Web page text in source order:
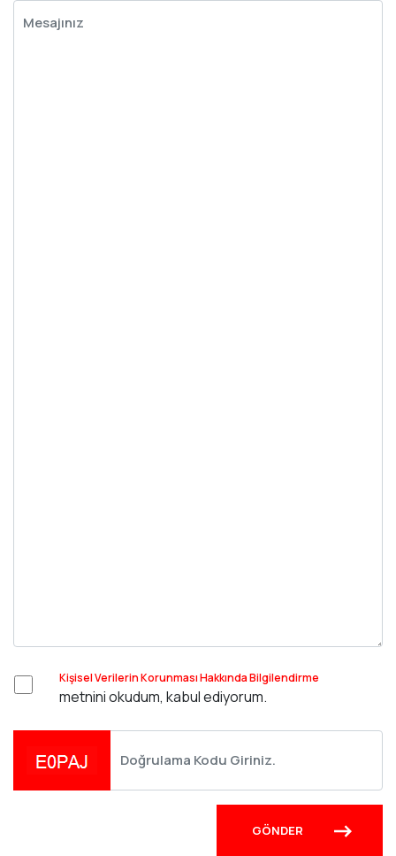
Kişisel Verilerin Korunması Hakkında Bilgilendirme
metnini okudum, kabul ediyorum.